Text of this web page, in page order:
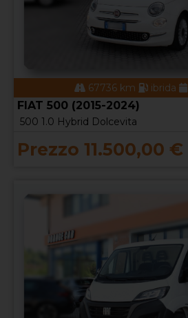
67736 km ibrida
FIAT 500 (2015-2024)
500 1.0 Hybrid Dolcevita
Prezzo 11.500,00 €